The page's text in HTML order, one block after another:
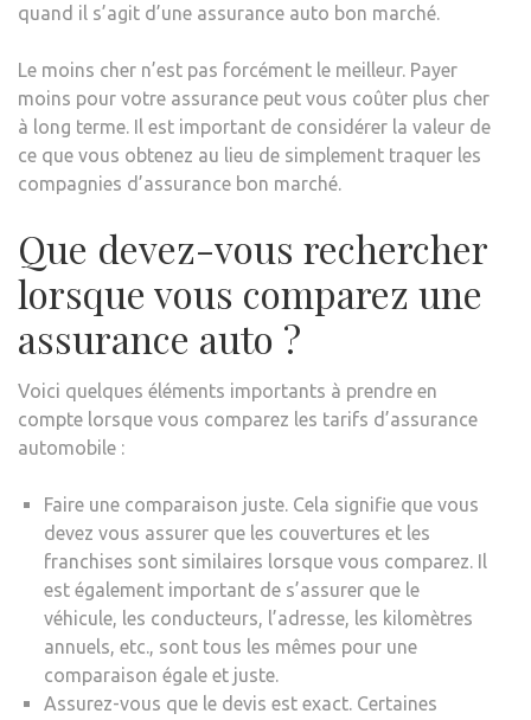
quand il s’agit d’une assurance auto bon marché.
Le moins cher n’est pas forcément le meilleur. Payer
moins pour votre assurance peut vous coûter plus cher
à long terme. Il est important de considérer la valeur de
ce que vous obtenez au lieu de simplement traquer les
compagnies d’assurance bon marché.
Que devez-vous rechercher
lorsque vous comparez une
assurance auto ?
Voici quelques éléments importants à prendre en
compte lorsque vous comparez les tarifs d’assurance
automobile :
Faire une comparaison juste. Cela signifie que vous
devez vous assurer que les couvertures et les
franchises sont similaires lorsque vous comparez. Il
est également important de s’assurer que le
véhicule, les conducteurs, l’adresse, les kilomètres
annuels, etc., sont tous les mêmes pour une
comparaison égale et juste.
Assurez-vous que le devis est exact. Certaines